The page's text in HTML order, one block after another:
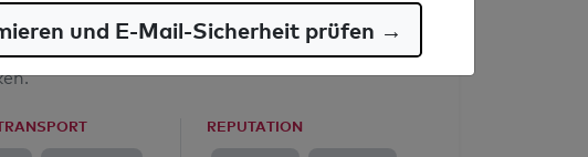
REPUTATION
und E-Mail-Sicherheit prüfen →